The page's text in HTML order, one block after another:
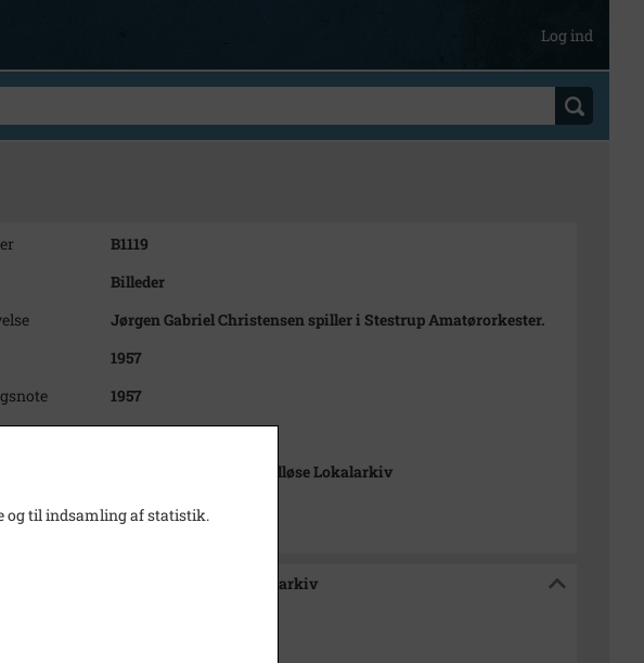
Log ind
B1119
Billeder
Jørgen Gabriel Christensen spiller i Stestrup Amatørorkester.
1957
1957
Ukendt
Holbæk-Arkiverne / Tølløse Lokalarkiv
Kontakt arkivet
i Holbæk-Arkiverne / Tølløse Lokalarkiv
Jørgen Gabriel
og til indsamling af statistik.